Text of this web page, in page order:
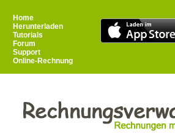
Home
Herunterladen
Tutorials
Forum
Support
Online-Rechnung